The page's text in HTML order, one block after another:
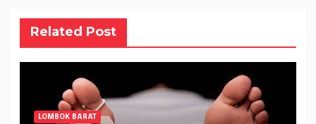
Related Post
LOMBOK BARAT